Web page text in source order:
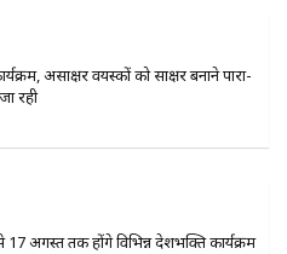
असाक्षर वयस्कों को साक्षर बनाने पारा-
रही
अगस्त तक होंगे विभिन्न देशभक्ति कार्यक्रम